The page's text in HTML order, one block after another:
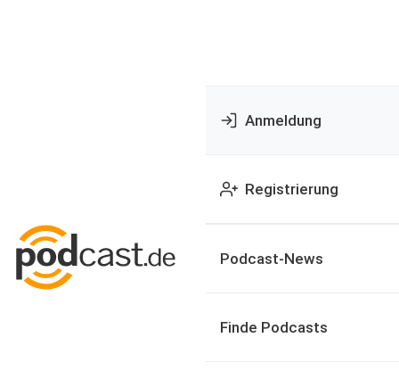
Anmeldung
Registrierung
Podcast-News
Finde Podcasts